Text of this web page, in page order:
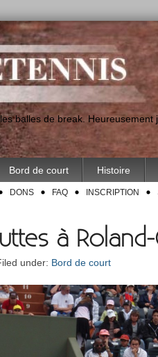
balles de break.
Bord de court Histoire
DONS FAQ INSCRIPTION
à
under: Bord de court